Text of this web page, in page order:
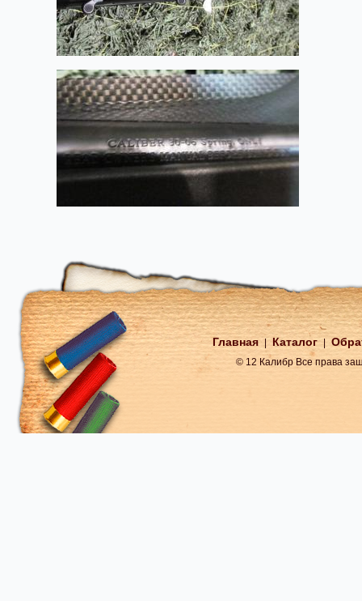
Главная Каталог
© 12 Калибр Все права